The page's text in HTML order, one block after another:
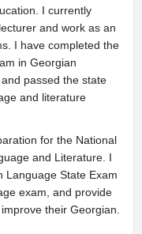
I currently
and work as an
I have completed the
in Georgian
passed the state
and literature
for the National
and Literature. I
Language State Exam
exam, and provide
their Georgian.